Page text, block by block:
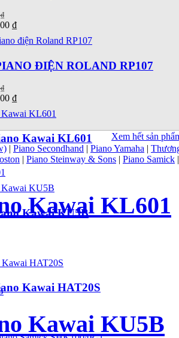
₫
ĐIỆN ROLAND RP107
₫
Kawai KL601
Kawai KU5B
Kawai HAT20S
Xem hết sản
| Piano Secondhand | Piano Yamaha |
| Piano Steinway & Sons | Piano Samick
Kawai KL601
Kawai KU5B